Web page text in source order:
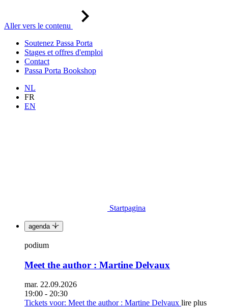
Aller vers le contenu
Soutenez Passa Porta
Stages et offres d'emploi
Contact
Passa Porta Bookshop
NL
FR
EN
Startpagina
agenda
podium
Meet the author : Martine Delvaux
mar. 22.09.2026
19:00 - 20:30
Tickets voor: Meet the author : Martine Delvaux lire plus